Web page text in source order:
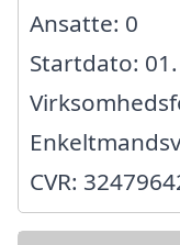
Ansatte: 0
Startdato:
CVR: